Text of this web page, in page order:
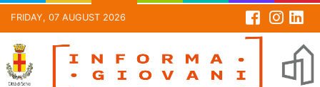
FRIDAY, 07 AUGUST 2026
Skip
content